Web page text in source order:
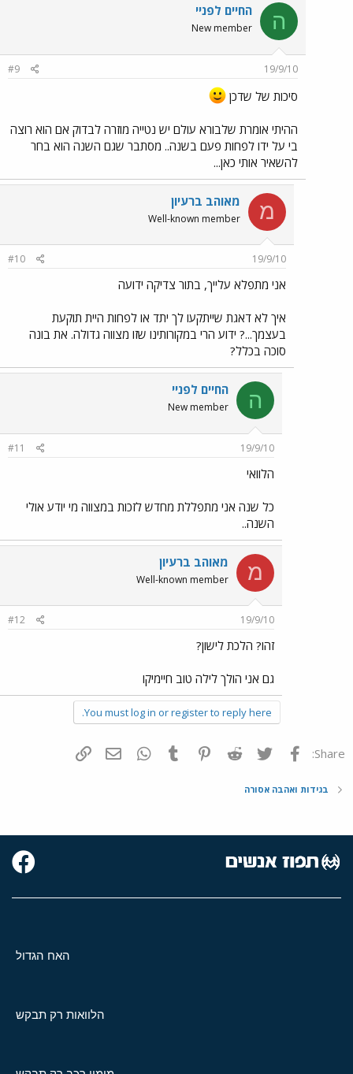
ה החיים לפניי
New member
19/9/10
#9
סיכות של שדכן
ההיתי אומרת שלבורא עולם יש נטייה מוזרה לבדוק אם הוא רוצה
בי על ידו לפחות פעם בשנה.. מסתבר שגם השנה הוא בחר
להשאיר אותי כאן...
מ מאוהב ברעיון
Well-known member
19/9/10
#10
אני מתפלא עלייך, בתור צדיקה ידועה
איך לא דאגת שייתקעו לך יתד או לפחות היית תוקעת
בעצמך...? ידוע הרי במקורותינו שזו מצווה גדולה. את בונה
סוכה בכלל?
ה החיים לפניי
New member
19/9/10
#11
הלוואי
כל שנה אני מתפללת מחדש לזכות במצווה מי יודע אולי
השנה..
מ מאוהב ברעיון
Well-known member
19/9/10
#12
זהו? הלכת לישון?
גם אני הולך לילה טוב חיימיקו
You must log in or register to reply here.
Share: פייסבוק Twitter
Reddit
Pinterest
Tumblr
WhatsAppדואר אלקטרוני
בגידות ואהבה אסורה
האח הגדול
הלוואות רק תבקש